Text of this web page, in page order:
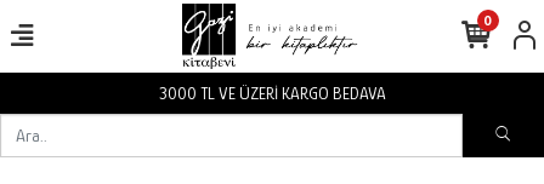
3000 TL VE ÜZERİ KARGO BEDAVA
0